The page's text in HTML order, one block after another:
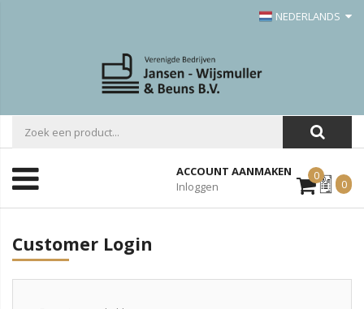
NEDERLANDS
ACCOUNT AANMAKEN
Inloggen
0Mijn
Offerte
0
Customer Login